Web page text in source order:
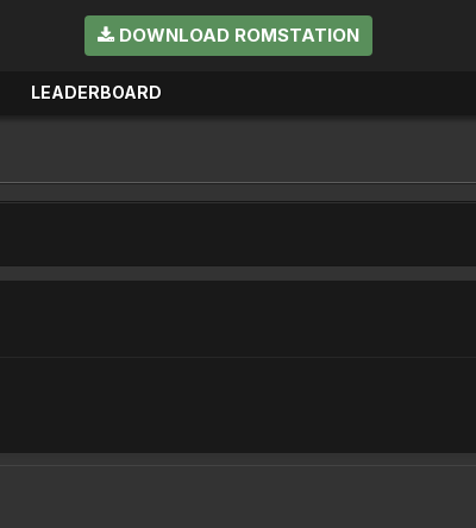
DOWNLOAD ROMSTATION
LEADERBOARD